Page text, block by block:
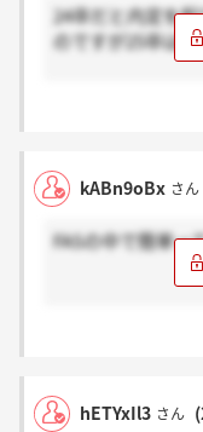
24卒だと内定を
のですが25卒はど
kABn9oBx さん
FASの中で簡単っ
hETYxIl3 さん